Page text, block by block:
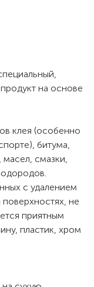
на основе
клея (особенно
битума,
смазки,
с удалением
не
приятным
пластик, хром